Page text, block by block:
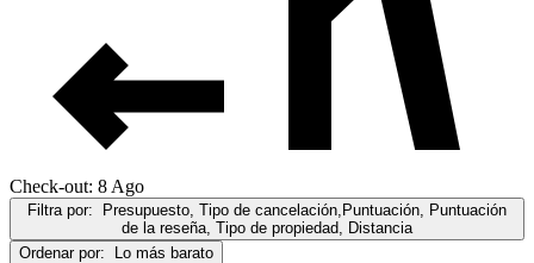
Check-out: 8 Ago
Filtra por: Presupuesto, Tipo de cancelación,Puntuación, Puntuación
de la reseña, Tipo de propiedad, Distancia
Ordenar por: Lo más barato